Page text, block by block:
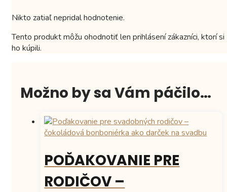
Nikto zatiaľ nepridal hodnotenie.
Tento produkt môžu ohodnotiť len prihlásení zákazníci, ktorí si
ho kúpili.
Možno by sa Vám páčilo…
POĎAKOVANIE PRE
RODIČOV –